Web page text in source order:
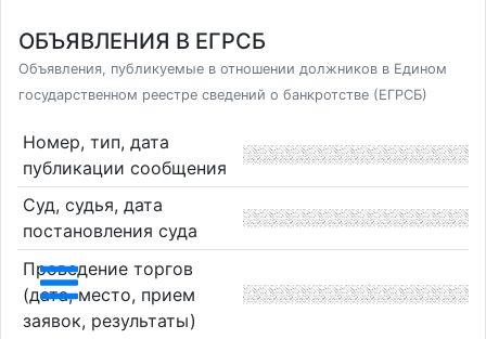
ОБЪЯВЛЕНИЯ В ЕГРСБ
Объявления, публикуемые в отношении должников в Едином
государственном реестре сведений о банкротстве (ЕГРСБ)
Номер, тип, дата
публикации сообщения
Суд, судья, дата
постановления суда
Проведение торгов
(дата, место, прием
заявок, результаты)